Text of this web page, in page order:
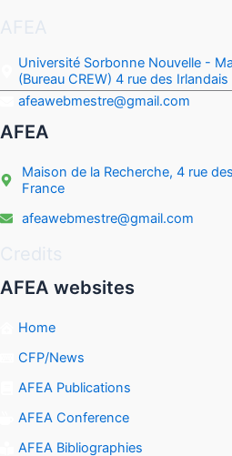
Université Sorbonne Nouvelle -
(Bureau CREW) 4 rue des
afeawebmestre@gmail.com
AFEA
Maison de la Recherche, 4 rue
France
afeawebmestre@gmail.com
AFEA websites
Home
CFP/News
AFEA Publications
AFEA Conference
AFEA Bibliographies